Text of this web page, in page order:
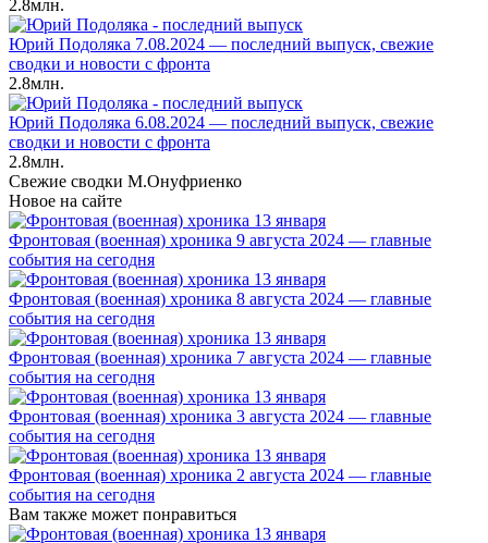
2.8млн.
Юрий Подоляка 7.08.2024 — последний выпуск, свежие
сводки и новости с фронта
2.8млн.
Юрий Подоляка 6.08.2024 — последний выпуск, свежие
сводки и новости с фронта
2.8млн.
Свежие сводки М.Онуфриенко
Новое на сайте
Фронтовая (военная) хроника 9 августа 2024 — главные
события на сегодня
Фронтовая (военная) хроника 8 августа 2024 — главные
события на сегодня
Фронтовая (военная) хроника 7 августа 2024 — главные
события на сегодня
Фронтовая (военная) хроника 3 августа 2024 — главные
события на сегодня
Фронтовая (военная) хроника 2 августа 2024 — главные
события на сегодня
Вам также может понравиться